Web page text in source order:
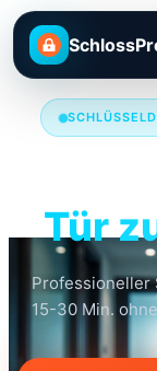
Tür
Professioneller
15-30 Min.